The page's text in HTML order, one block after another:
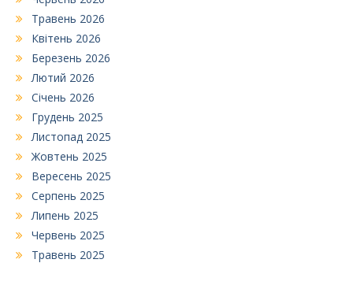
Травень 2026
Квітень 2026
Березень 2026
Лютий 2026
Січень 2026
Грудень 2025
Листопад 2025
Жовтень 2025
Вересень 2025
Серпень 2025
Липень 2025
Червень 2025
Травень 2025